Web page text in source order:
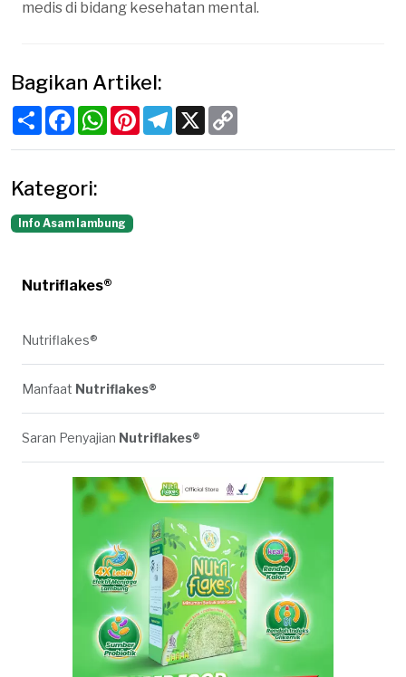
medis di bidang kesehatan mental.
Bagikan Artikel:
ShareFacebookWhatsApp
PinterestTelegram
X
Kategori:
Info Asam lambung
Nutriflakes®
Nutriflakes®
Manfaat Nutriflakes®
Saran Penyajian Nutriflakes®